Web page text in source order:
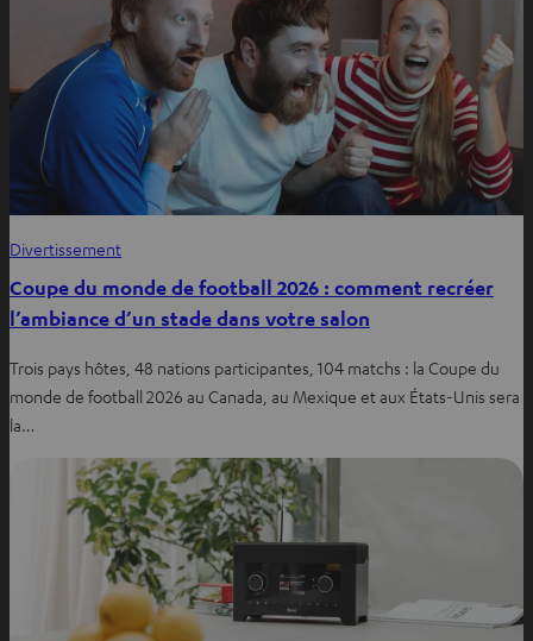
Divertissement
Coupe du monde de football 2026 : comment recréer
l’ambiance d’un stade dans votre salon
Trois pays hôtes, 48 nations participantes, 104 matchs : la Coupe du
monde de football 2026 au Canada, au Mexique et aux États-Unis sera
la…